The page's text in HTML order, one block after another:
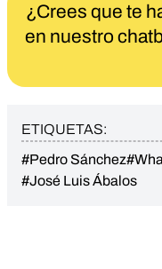
¿Crees que te
en nuestro
ETIQUETAS:
#Pedro Sánchez
#José Luis Ábalos